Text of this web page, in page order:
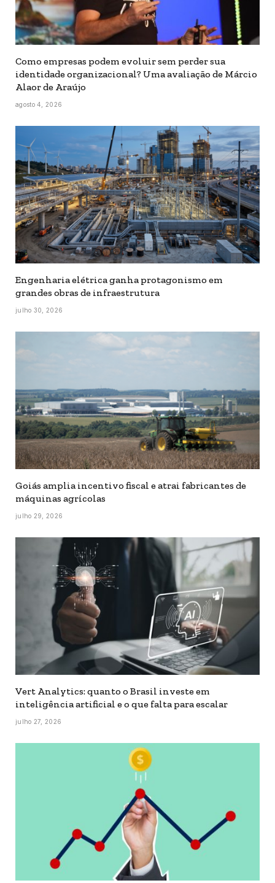
Como empresas podem evoluir sem perder sua
identidade organizacional? Uma avaliação de Márcio
Alaor de Araújo
agosto 4, 2026
Engenharia elétrica ganha protagonismo em
grandes obras de infraestrutura
julho 30, 2026
Goiás amplia incentivo fiscal e atrai fabricantes de
máquinas agrícolas
julho 29, 2026
Vert Analytics: quanto o Brasil investe em
inteligência artificial e o que falta para escalar
julho 27, 2026